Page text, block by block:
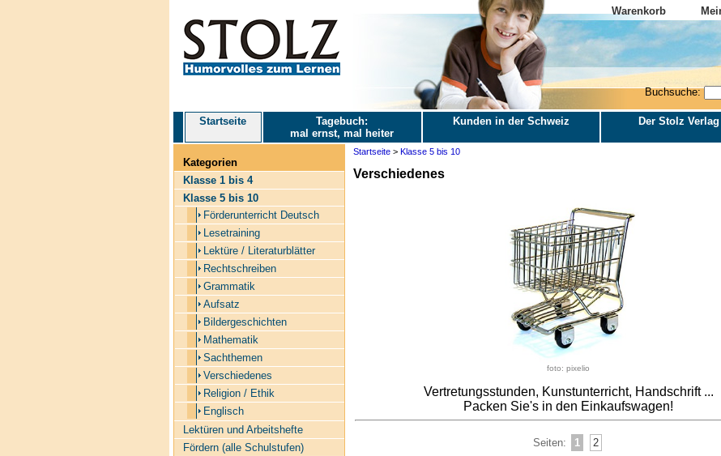
Warenkorb
Buchsuche:
Startseite
Tagebuch:
mal ernst, mal heiter
Kunden in der Schweiz Der Stolz
Kategorien
Klasse 1 bis 4
Klasse 5 bis 10
Förderunterricht Deutsch
Lesetraining
Lektüre / Literaturblätter
Rechtschreiben
Grammatik
Aufsatz
Bildergeschichten
Mathematik
Sachthemen
Verschiedenes
Religion / Ethik
Englisch
Lektüren und Arbeitshefte
Fördern (alle Schulstufen)
Startseite> Klasse 5 bis 10
Verschiedenes
foto: pixelio
Vertretungsstunden, Kunstunterricht, Handschrift ...
Packen Sie's in den Einkaufswagen!
Seiten: 1 2